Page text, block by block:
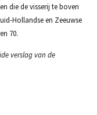
die de visserij te boven
Hollandse en Zeeuwse
70.
verslag van de